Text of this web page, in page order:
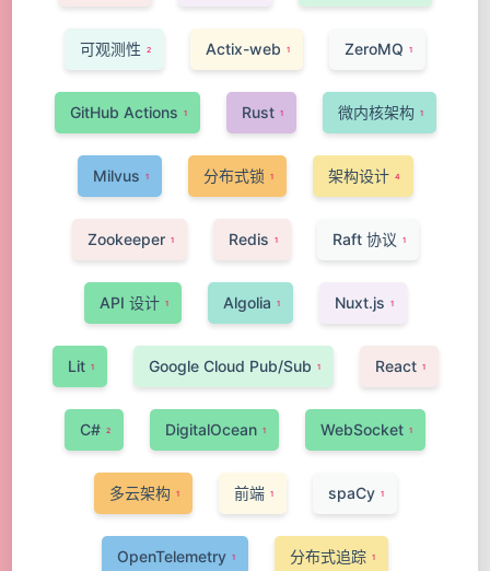
可观测性 2 Actix-web 1 ZeroMQ 1
GitHub Actions 1 Rust 1 微内核架构 1
Milvus 1 分布式锁 1 架构设计 4
Zookeeper 1 Redis 1 Raft 协议 1
API 设计 1 Algolia 1 Nuxt.js 1
Lit 1 Google Cloud Pub/Sub 1 React 1
C# 2 DigitalOcean 1 WebSocket 1
多云架构 1 前端 1 spaCy 1
OpenTelemetry 1 分布式追踪 1